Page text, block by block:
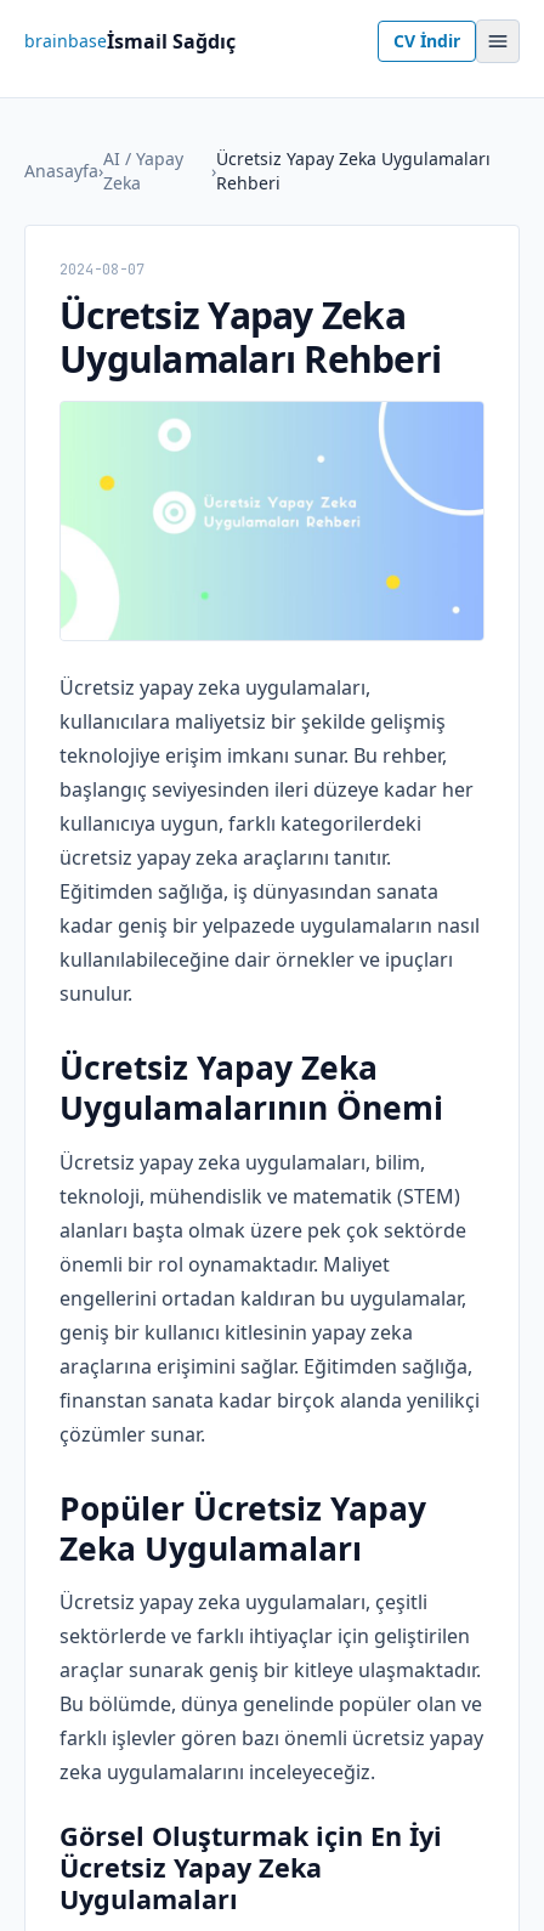
brainbaseİsmail Sağdıç CV İndir
Anasayfa›
AI / Yapay
Zeka
›
Ücretsiz Yapay Zeka Uygulamaları
Rehberi
2024-08-07
Ücretsiz Yapay Zeka
Uygulamaları Rehberi
Ücretsiz yapay zeka uygulamaları,
kullanıcılara maliyetsiz bir şekilde gelişmiş
teknolojiye erişim imkanı sunar. Bu rehber,
başlangıç seviyesinden ileri düzeye kadar her
kullanıcıya uygun, farklı kategorilerdeki
ücretsiz yapay zeka araçlarını tanıtır.
Eğitimden sağlığa, iş dünyasından sanata
kadar geniş bir yelpazede uygulamaların nasıl
kullanılabileceğine dair örnekler ve ipuçları
sunulur.
Ücretsiz Yapay Zeka
Uygulamalarının Önemi
Ücretsiz yapay zeka uygulamaları, bilim,
teknoloji, mühendislik ve matematik (STEM)
alanları başta olmak üzere pek çok sektörde
önemli bir rol oynamaktadır. Maliyet
engellerini ortadan kaldıran bu uygulamalar,
geniş bir kullanıcı kitlesinin yapay zeka
araçlarına erişimini sağlar. Eğitimden sağlığa,
finanstan sanata kadar birçok alanda yenilikçi
çözümler sunar.
Popüler Ücretsiz Yapay
Zeka Uygulamaları
Ücretsiz yapay zeka uygulamaları, çeşitli
sektörlerde ve farklı ihtiyaçlar için geliştirilen
araçlar sunarak geniş bir kitleye ulaşmaktadır.
Bu bölümde, dünya genelinde popüler olan ve
farklı işlevler gören bazı önemli ücretsiz yapay
zeka uygulamalarını inceleyeceğiz.
Görsel Oluşturmak için En İyi
Ücretsiz Yapay Zeka
Uygulamaları